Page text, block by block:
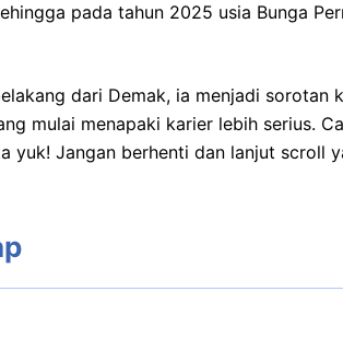
pada tahun 2025 usia Bunga
dari Demak, ia menjadi sorotan
mulai menapaki karier lebih serius.
yuk! Jangan berhenti dan lanjut scroll